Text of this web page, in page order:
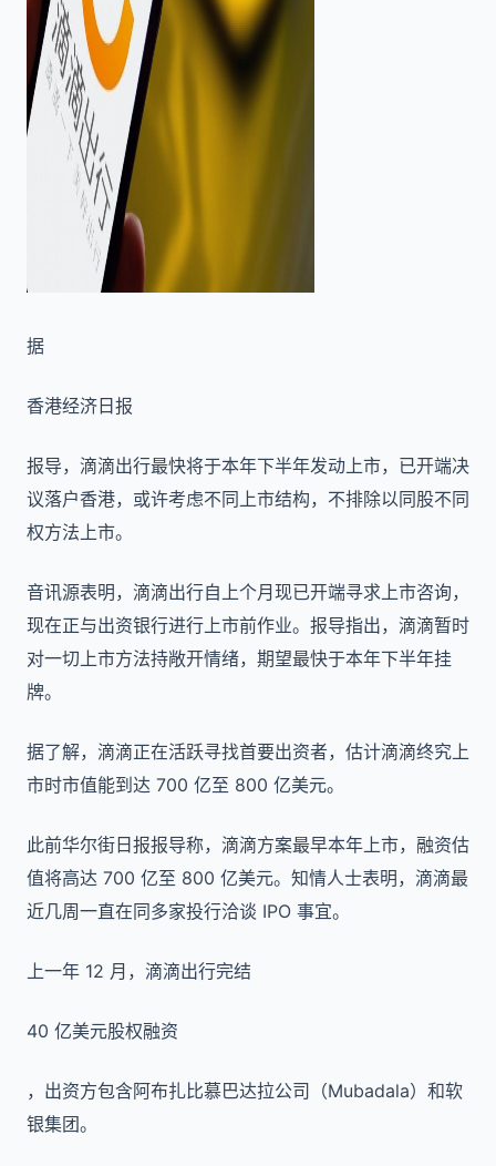
据
香港经济日报
报导，滴滴出行最快将于本年下半年发动上市，已开端决
议落户香港，或许考虑不同上市结构，不排除以同股不同
权方法上市。
音讯源表明，滴滴出行自上个月现已开端寻求上市咨询，
现在正与出资银行进行上市前作业。报导指出，滴滴暂时
对一切上市方法持敞开情绪，期望最快于本年下半年挂
牌。
据了解，滴滴正在活跃寻找首要出资者，估计滴滴终究上
市时市值能到达 700 亿至 800 亿美元。
此前华尔街日报报导称，滴滴方案最早本年上市，融资估
值将高达 700 亿至 800 亿美元。知情人士表明，滴滴最
近几周一直在同多家投行洽谈 IPO 事宜。
上一年 12 月，滴滴出行完结
40 亿美元股权融资
，出资方包含阿布扎比慕巴达拉公司（Mubadala）和软
银集团。